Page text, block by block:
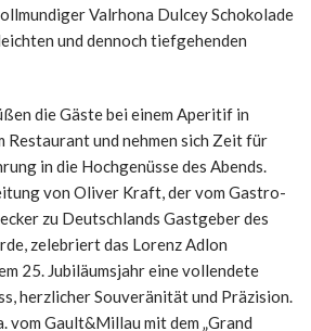
Valrhona Dulcey Schokolade
und dennoch tiefgehenden
die Gäste bei einem Aperitif in
Restaurant und nehmen sich Zeit für
in die Hochgenüsse des Abends.
von Oliver Kraft, der vom Gastro-
zu Deutschlands Gastgeber des
zelebriert das Lorenz Adlon
25. Jubiläumsjahr eine vollendete
herzlicher Souveränität und Präzision.
vom Gault&Millau mit dem „Grand